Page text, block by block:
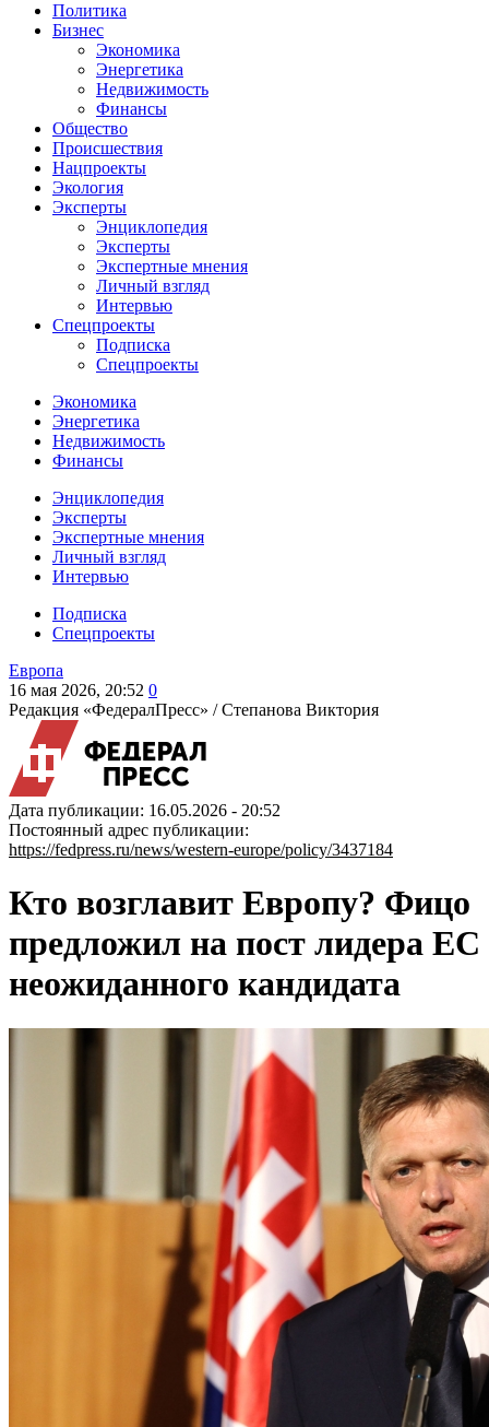
Политика
Бизнес
Экономика
Энергетика
Недвижимость
Финансы
Общество
Происшествия
Нацпроекты
Экология
Эксперты
Энциклопедия
Эксперты
Экспертные мнения
Личный взгляд
Интервью
Спецпроекты
Подписка
Спецпроекты
Экономика
Энергетика
Недвижимость
Финансы
Энциклопедия
Эксперты
Экспертные мнения
Личный взгляд
Интервью
Подписка
Спецпроекты
Европа
16 мая 2026, 20:52 0
Редакция «ФедералПресс» /Степанова Виктория
Дата публикации: 16.05.2026 - 20:52
Постоянный адрес публикации:
https://fedpress.ru/news/western-europe/policy/3437184
Кто возглавит Европу? Фицо
предложил на пост лидера ЕС
неожиданного кандидата